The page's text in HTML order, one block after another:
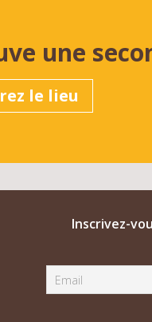
une
le lieu
Inscrivez-